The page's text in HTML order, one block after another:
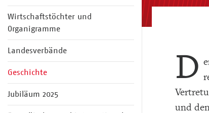
Wirtschaftstöchter und
Organigramme
Landesverbände
Geschichte
Jubiläum 2025
D
und